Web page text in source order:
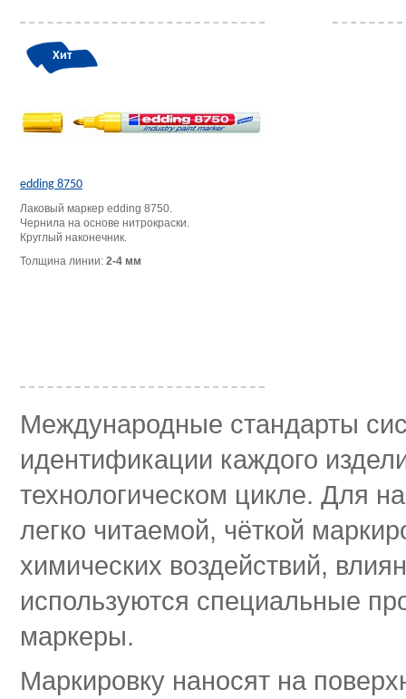
Хит
edding 8750
Лаковый маркер edding 8750.
Чернила на основе нитрокраски.
Круглый наконечник.
Толщина линии: 2-4 мм
Международные стандарты
идентификации каждого
технологическом цикле. Для
легко читаемой, чёткой
химических воздействий,
используются специальные
маркеры.
Маркировку наносят на